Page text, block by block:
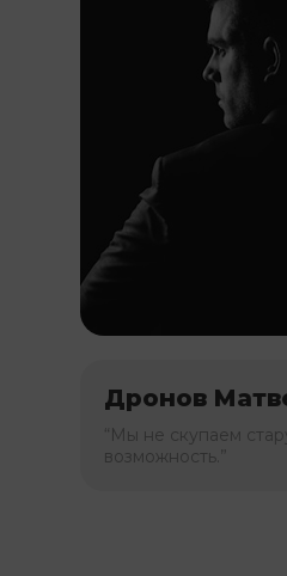
Дронов
“Мы не скупаем
возможность.”